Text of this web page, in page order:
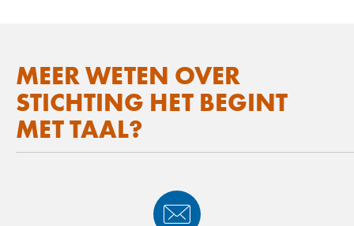
MEER WETEN OVER
STICHTING HET BEGINT
MET TAAL?